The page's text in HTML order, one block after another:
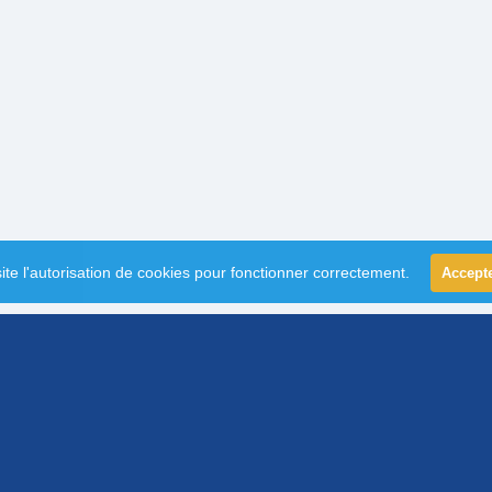
l'autorisation de cookies pour fonctionner correctement.